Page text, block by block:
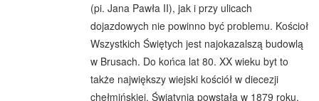
(pi. Jana Pawła II), jak i przy ulicach
dojazdowych nie powinno być problemu. Kościoł
Wszystkich Świętych jest najokazalszą budowlą
w Brusach. Do końca lat 80. XX wieku byt to
także największy wiejski kościół w diecezji
chełmińskiej. Świątynia powstała w 1879 roku,